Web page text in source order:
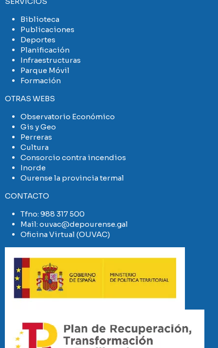
Biblioteca
Publicaciones
Deportes
Planificación
Infraestructuras
Parque Móvil
Formación
OTRAS WEBS
Observatorio Económico
Gis y Geo
Perreras
Cultura
Consorcio contra incendios
Inorde
Ourense la provincia termal
CONTACTO
Tfno:988 317 500
Mail:ouvac@depourense.gal
Oficina Virtual (OUVAC)